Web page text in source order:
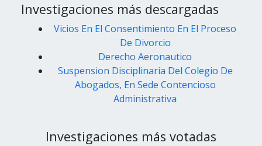
Investigaciones más descargadas
Vicios En El Consentimiento En El Proceso
De Divorcio
Derecho Aeronautico
Suspension Disciplinaria Del Colegio De
Abogados, En Sede Contencioso
Administrativa
Investigaciones más votadas